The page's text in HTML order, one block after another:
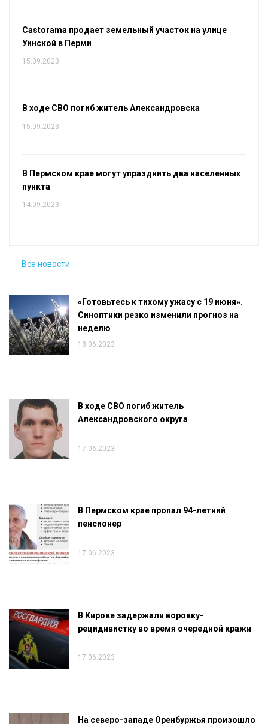
Castorama продает земельный участок на улице
Уинской в Перми
15.09.2023
В ходе СВО погиб житель Александровска
15.09.2023
В Пермском крае могут упразднить два населенных
пункта
14.09.2023
Все новости
«Готовьтесь к тихому ужасу с 19 июня».
Синоптики резко изменили прогноз на
неделю
18.06.2023
В ходе СВО погиб житель
Александровского округа
17.06.2023
В Пермском крае пропал 94-летний
пенсионер
17.06.2023
В Кирове задержали воровку-
рецидивистку во время очередной кражи
17.06.2023
На северо-западе Оренбуржья произошло